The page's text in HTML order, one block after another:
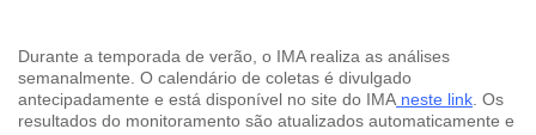
Durante a temporada de verão, o IMA realiza as análises
semanalmente. O calendário de coletas é divulgado
antecipadamente e está disponível no site do IMA neste link . Os
resultados do monitoramento são atualizados automaticamente e